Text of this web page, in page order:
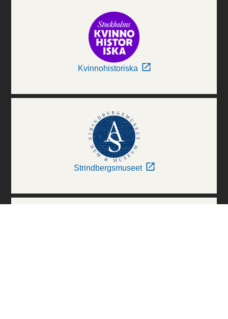
Kvinnohistoriska
Strindbergsmuseet